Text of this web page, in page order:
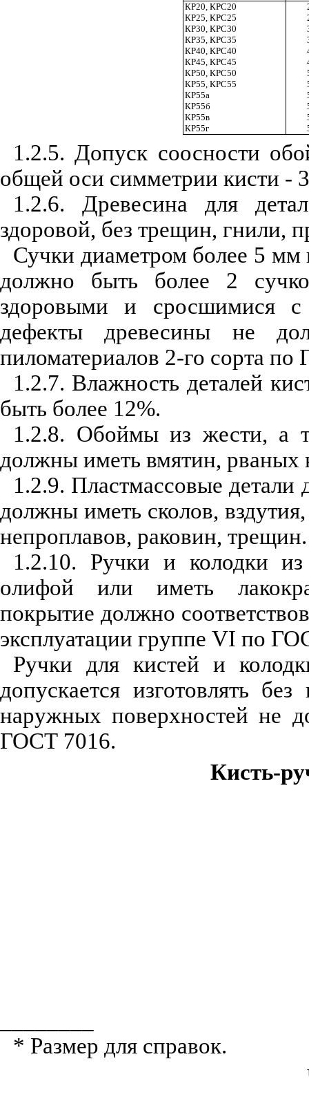
КР20, КРС20
КР25, КРС25
КР30, КРС30
КР35, КРС35
КР40, КРС40
КР45, КРС45
КР50, КРС50
КР55, КРС55
КР55а
КР55б
КР55в
КР55г
1.2.5. Допуск соосности
общей оси симметрии кисти -
1.2.6. Древесина для
здоровой, без трещин, гнили,
Сучки диаметром более 5 мм
должно быть более 2
здоровыми и сросшимися
дефекты древесины не
пиломатериалов 2-го сорта
1.2.7. Влажность деталей
быть более 12%.
1.2.8. Обоймы из жести, а
должны иметь вмятин, рваных
1.2.9. Пластмассовые
должны иметь сколов,
непроплавов, раковин, трещин.
1.2.10. Ручки и колодки
олифой или иметь
покрытие должно
эксплуатации группе VI по
Ручки для кистей и
допускается изготовлять
наружных поверхностей не
ГОСТ 7016.
Кисть-
* Размер для справок.